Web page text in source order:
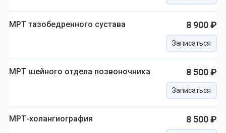
МРТ тазобедренного сустава 8 900 ₽
Записаться
МРТ шейного отдела позвоночника 8 500 ₽
Записаться
МРТ-холангиография 8 500 ₽